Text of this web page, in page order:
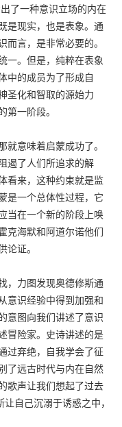
了一种意识立场的内在
是现实，也是表象。通
言，是非常必要的。
一。但是，纯粹在表象
中的成员为了形成自
圣化和智取的源始力
一阶段。
意味着启蒙成功了。
遏了人们所追求的解
看来，这种约束就是监
是一个总体性过程，它
当在一个新的阶段上唤
克海默和阿道尔诺他们
证。
力图发现奥德修斯通
意识经验中得到加强和
意图向我们讲述了意识
冒险家。史诗讲述的是
过弃绝，自我学会了征
了远古时代与内在自然
歌声让我们想起了过去
自己沉溺于诱惑之中，